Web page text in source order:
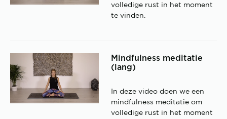
volledige rust in het moment
te vinden.
Mindfulness meditatie
(lang)
In deze video doen we een
mindfulness meditatie om
volledige rust in het moment